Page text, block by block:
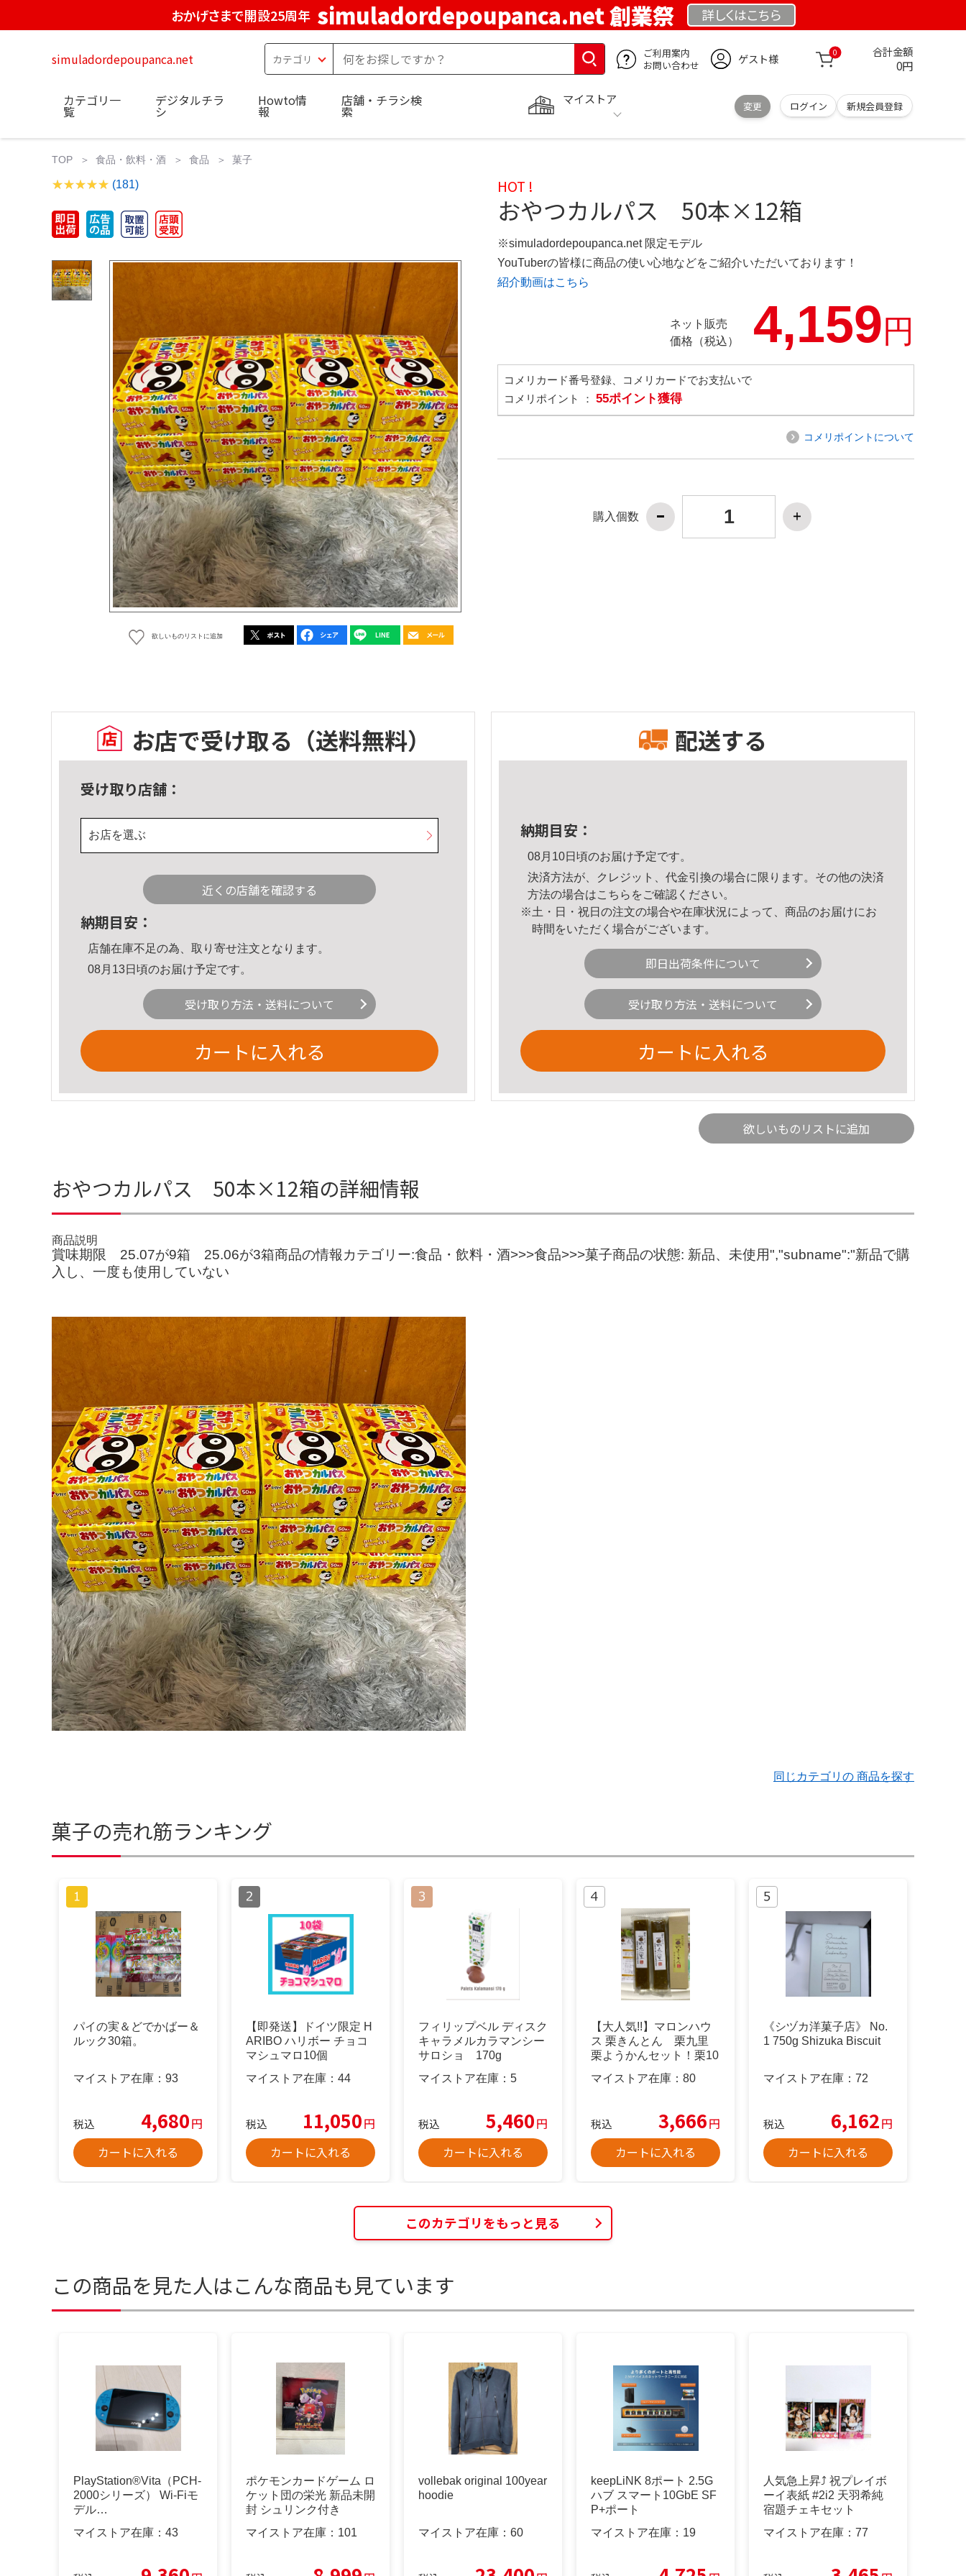
おかげさまで開設25周年 simuladordepoupanca.net 創業祭 詳しくはこちら
simuladordepoupanca.net
ご利用案内
お問い合わせ
ゲスト様 0 合計金額
0円
マイストア
変更 ログイン 新規会員登録
カテゴリ一
覧
デジタルチラ
シ
Howto情
報
店舗・チラシ検
索
TOP 食品・飲料・酒 食品 菓子
(181)
欲しいものリストに追加
HOT !
おやつカルパス 50本×12箱
※simuladordepoupanca.net 限定モデル
YouTuberの皆様に商品の使い心地などをご紹介いただいております！
紹介動画はこちら
ネット販売
価格（税込）
4,159円
コメリカード番号登録、コメリカードでお支払いで
コメリポイント ： 55ポイント獲得
コメリポイントについて
購入個数
お店で受け取る （送料無料）
受け取り店舗：
お店を選ぶ
近くの店舗を確認する
納期目安：
店舗在庫不足の為、取り寄せ注文となります。
08月13日頃のお届け予定です。
受け取り方法・送料について
カートに入れる
配送する
納期目安：
08月10日頃のお届け予定です。
決済方法が、クレジット、代金引換の場合に限ります。その他の決済
方法の場合はこちら をご確認ください。
※土・日・祝日の注文の場合や在庫状況によって、商品のお届けにお
時間をいただく場合がございます。
即日出荷条件について
受け取り方法・送料について
カートに入れる
欲しいものリストに追加
おやつカルパス 50本×12箱の詳細情報
商品説明
賞味期限 25.07が9箱 25.06が3箱商品の情報カテゴリー:食品・飲料・酒>>>食品>>>菓子商品の状態: 新品、未使用","subname":"新品で購
入し、一度も使用していない
同じカテゴリの 商品を探す
菓子の売れ筋ランキング
パイの実＆どでかばー＆
ルック30箱。
マイストア在庫： 93
税込 4,680円
カートに入れる
【即発送】ドイツ限定 H
ARIBO ハリボー チョコ
マシュマロ10個
マイストア在庫： 44
税込 11,050円
カートに入れる
フィリップベル ディスク
キャラメルカラマンシー
サロショ 170g
マイストア在庫： 5
税込 5,460円
カートに入れる
【大人気!!】マロンハウ
ス 栗きんとん 栗九里
栗ようかんセット！栗10
マイストア在庫： 80
税込 3,666円
カートに入れる
《シヅカ洋菓子店》 No.
1 750g Shizuka Biscuit
マイストア在庫： 72
税込 6,162円
カートに入れる
このカテゴリをもっと見る
この商品を見た人はこんな商品も見ています
PlayStation®Vita（PCH-
2000シリーズ） Wi-Fiモ
デル…
マイストア在庫： 43
ポケモンカードゲーム ロ
ケット団の栄光 新品未開
封 シュリンク付き
マイストア在庫： 101
vollebak original 100year
hoodie
マイストア在庫： 60
keepLiNK 8ポート 2.5G
ハブ スマート10GbE SF
P+ポート
マイストア在庫： 19
人気急上昇⤴ 祝プレイボ
ーイ表紙 #2i2 天羽希純
宿題チェキセット
マイストア在庫： 77